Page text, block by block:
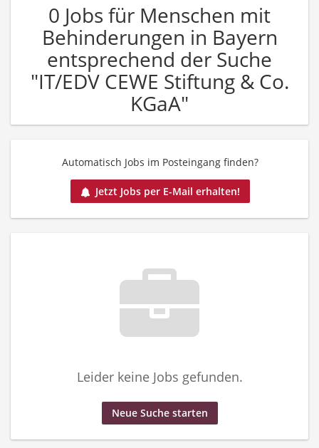
0 Jobs für Menschen mit
Behinderungen in Bayern
entsprechend der Suche
"IT/EDV CEWE Stiftung & Co.
KGaA"
Automatisch Jobs im Posteingang finden?
Jetzt Jobs per E-Mail erhalten!
Leider keine Jobs gefunden.
Neue Suche starten